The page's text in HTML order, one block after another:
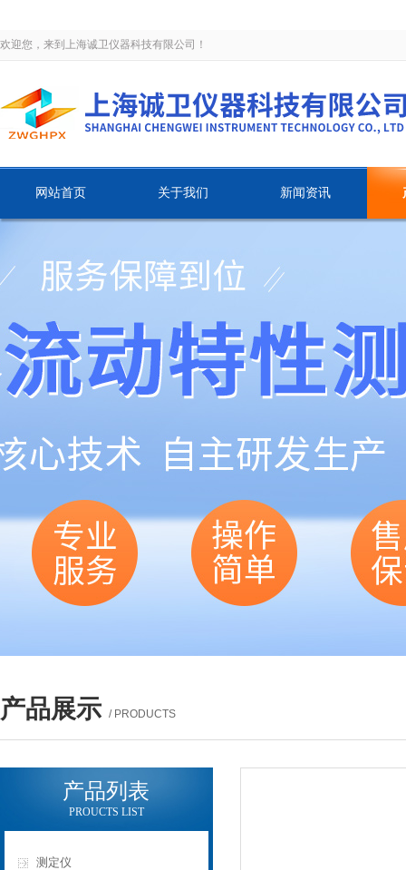
欢迎您，来到上海诚卫仪器科技有限公司！
网站首页 关于我们 新闻资讯
产品展示 / PRODUCTS
产品列表
PROUCTS LIST
测定仪